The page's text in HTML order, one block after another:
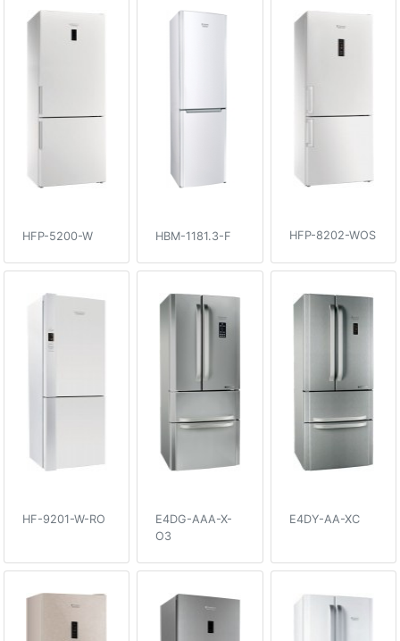
HFP-5200-W HBM-1181.3-F HFP-8202-WOS
HF-9201-W-RO
E4DG-AAA-X-
O3
E4DY-AA-XC